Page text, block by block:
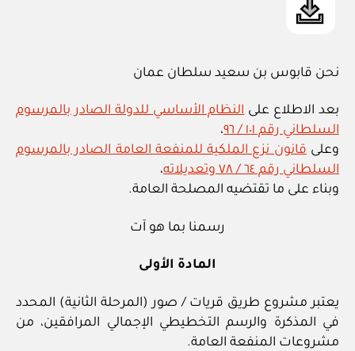
نحن قابوس بن سعيد سلطان عمان
بعد الاطلاع علىالنظام الأساسي للدولة الصادر بالمرسوم
السلطاني رقم ١٠١ / ٩٦
،
وعلىقانون نزع الملكية للمنفعة العامة الصادر بالمرسوم
السلطاني رقم ٦٤ / ٧٨ وتعديلاته
،
وبناء على ما تقتضيه المصلحة العامة.
رسمنا بما هو آت
المادة الأولى
يعتبر مشروع طريق قريات / صور (المرحلة الثانية) المحدد
في المذكرة والرسم التخطيطي الإجمالي المرافقين، من
مشروعات المنفعة العامة.